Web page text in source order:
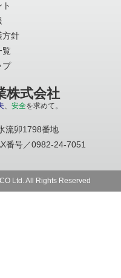
方針
覧
プ
株式会社
、 安全を求めて。
流卯1798番地
番号／0982-24-7051
Ltd. All Rights Reserved